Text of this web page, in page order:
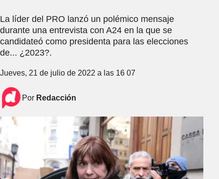
La líder del PRO lanzó un polémico mensaje
durante una entrevista con A24 en la que se
candidateó como presidenta para las elecciones
de... ¿2023?.
Jueves, 21 de julio de 2022 a las 16 07
Por Redacción